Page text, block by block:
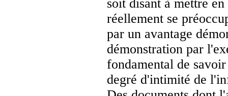
soit disant à mettre
réellement se
par un avantage
démonstration par
fondamental de
degré d'intimité de